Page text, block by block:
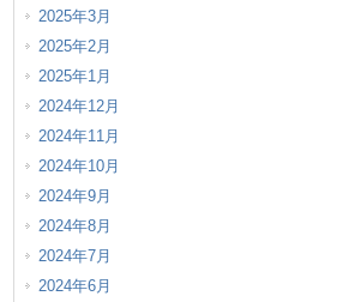
2025年3月
2025年2月
2025年1月
2024年12月
2024年11月
2024年10月
2024年9月
2024年8月
2024年7月
2024年6月